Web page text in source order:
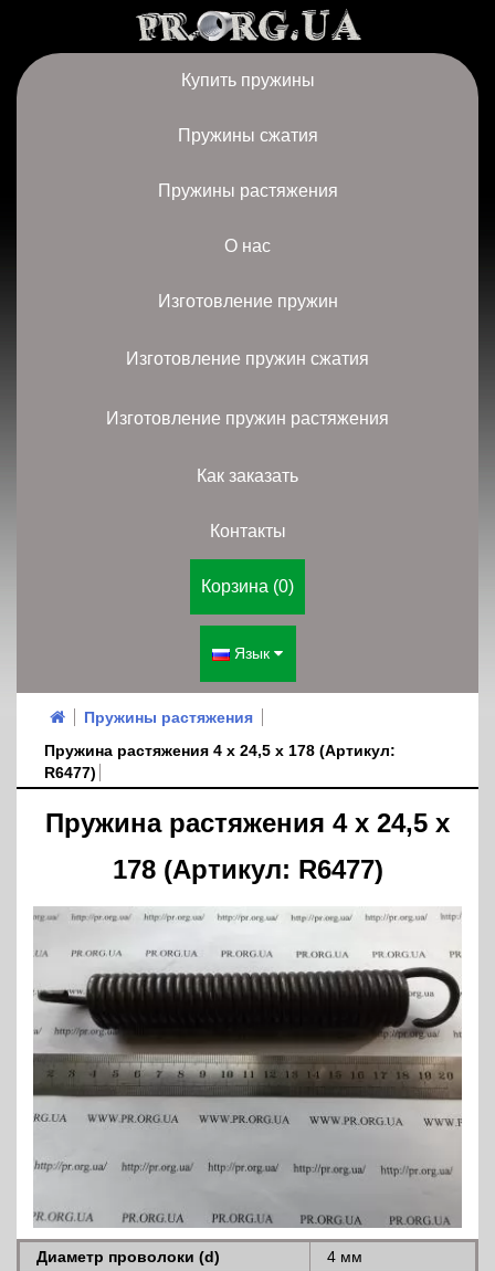
Купить пружины
Пружины сжатия
Пружины растяжения
О нас
Изготовление пружин
Изготовление пружин сжатия
Изготовление пружин растяжения
Как заказать
Контакты
Корзина (0)
Язык
Пружины растяжения
Пружина растяжения 4 х 24,5 х 178 (Артикул:
R6477)
Пружина растяжения 4 х 24,5 х
178 (Артикул: R6477)
Диаметр проволоки (d)
4 мм